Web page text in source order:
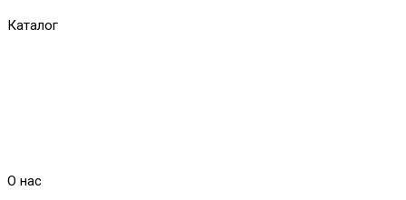
Каталог
О нас